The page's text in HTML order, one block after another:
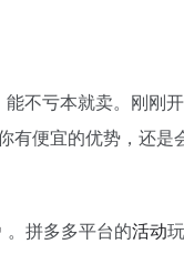
不亏本就卖。刚刚
有便宜的优势，还
。拼多多平台的活动